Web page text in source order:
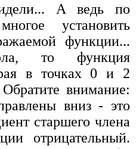
А ведь по
установить
функции...
то функция
в точках 0 и 2
внимание:
вниз - это
старшего члена
отрицательный.